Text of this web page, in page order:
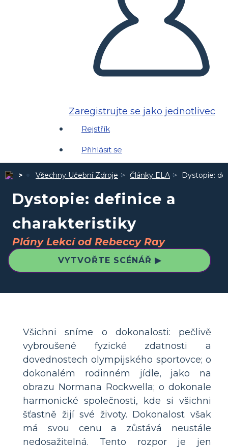
Zaregistrujte se jako jednotlivec
Rejstřík
Přihlásit se
Všechny Učební Zdroje Články ELA Dystopie:
Dystopie: definice a
charakteristiky
Plány Lekcí od Rebeccy Ray
VYTVOŘTE SCÉNÁŘ ▶
Všichni sníme o dokonalosti: pečlivě
vybroušené fyzické zdatnosti a
dovednostech olympijského sportovce; o
dokonalém rodinném jídle, jako na
obrazu Normana Rockwella; o dokonale
harmonické společnosti, kde si všichni
šťastně žijí své životy. Dokonalost však
má svou cenu a zůstává neustále
nedosažitelná. Tento rozpor je jen